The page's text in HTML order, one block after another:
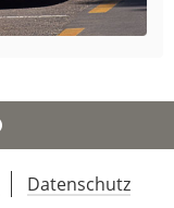
Datenschutz